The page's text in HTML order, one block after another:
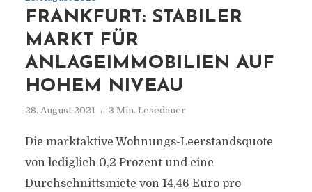
FRANKFURT: STABILER
MARKT FÜR
ANLAGEIMMOBILIEN AUF
HOHEM NIVEAU
28. August 2021 3 Min. Lesedauer
Die marktaktive Wohnungs-Leerstandsquote
von lediglich 0,2 Prozent und eine
Durchschnittsmiete von 14,46 Euro pro